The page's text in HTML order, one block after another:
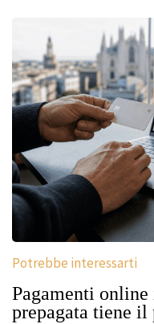
Potrebbe interessarti
Pagamenti
prepagata tiene il